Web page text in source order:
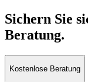
Sichern Sie
Beratung.
Kostenlose Beratung